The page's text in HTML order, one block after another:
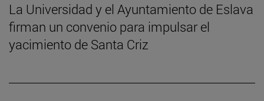
La Universidad y el Ayuntamiento de Eslava
firman un convenio para impulsar el
yacimiento de Santa Criz